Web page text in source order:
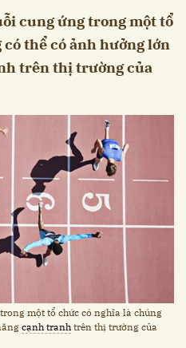
cung ứng trong một tổ
thể có ảnh hưởng lớn
trên thị trường của
trong một tổ chức có nghĩa là chúng
cạnh tranh trên thị trường của